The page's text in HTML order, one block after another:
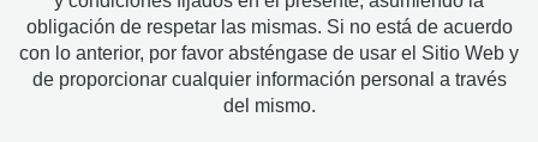
obligación de respetar las mismas. Si no está de acuerdo
con lo anterior, por favor absténgase de usar el Sitio Web y
de proporcionar cualquier información personal a través
del mismo.